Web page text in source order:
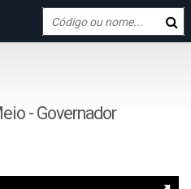
- Governador